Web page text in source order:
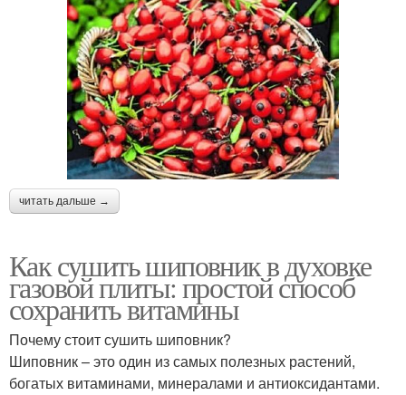
читать дальше →
Как сушить шиповник в духовке
газовой плиты: простой способ
сохранить витамины
Почему стоит сушить шиповник?
Шиповник – это один из самых полезных растений,
богатых витаминами, минералами и антиоксидантами.